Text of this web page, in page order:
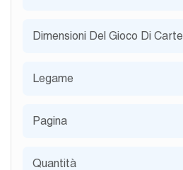
Dimensioni Del Gioco Di Carte
Legame
Pagina
Quantità